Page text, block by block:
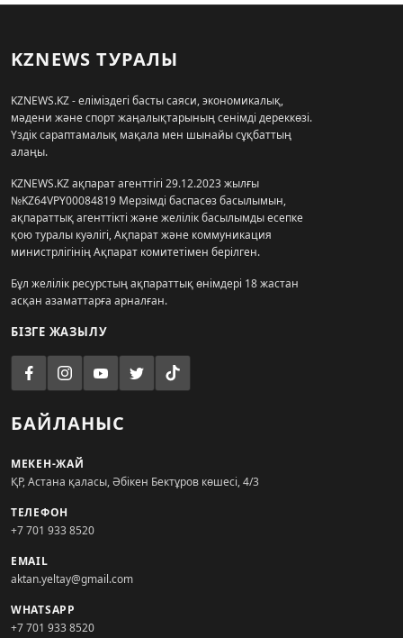
KZNEWS ТУРАЛЫ
KZNEWS.KZ - еліміздегі басты саяси, экономикалық,
мәдени және спорт жаңалықтарының сенімді дереккөзі.
Үздік сараптамалық мақала мен шынайы сұқбаттың
алаңы.
KZNEWS.KZ ақпарат агенттігі 29.12.2023 жылғы
№KZ64VPY00084819 Мерзімді баспасөз басылымын,
ақпараттық агенттікті және желілік басылымды есепке
қою туралы куәлігі, Ақпарат және коммуникация
министрлігінің Ақпарат комитетімен берілген.
Бұл желілік ресурстың ақпараттық өнімдері 18 жастан
асқан азаматтарға арналған.
БІЗГЕ ЖАЗЫЛУ
БАЙЛАНЫС
МЕКЕН-ЖАЙ
ҚР, Астана қаласы, Әбікен Бектұров көшесі, 4/3
ТЕЛЕФОН
+7 701 933 8520
EMAIL
aktan.yeltay@gmail.com
WHATSAPP
+7 701 933 8520